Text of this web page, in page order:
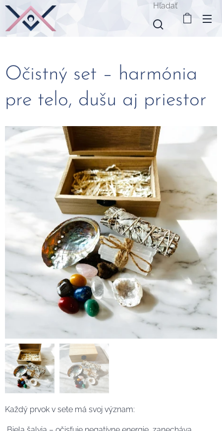
Hľadať
Očistný set – harmónia
pre telo, dušu aj priestor
Každý prvok v sete má svoj význam: